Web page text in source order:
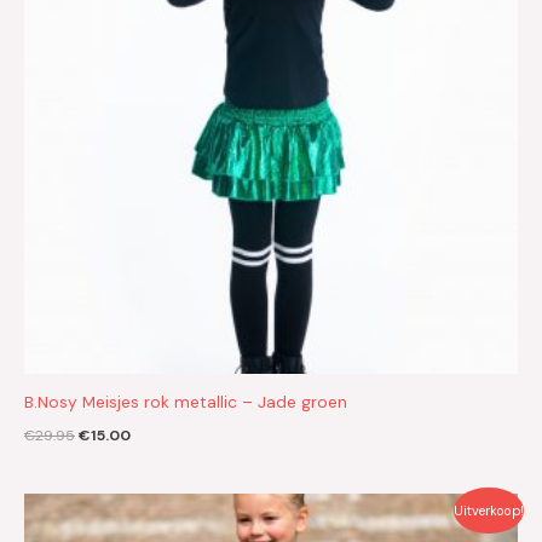
B.Nosy Meisjes rok metallic – Jade groen
€29.95€15.00
Uitverkoop!
Oorspronkelijke
prijs
Huidige
prijs